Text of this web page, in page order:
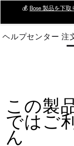
Main
💰 Bose 製品を下
ヘルプセンター 注
この製
ではご
ん